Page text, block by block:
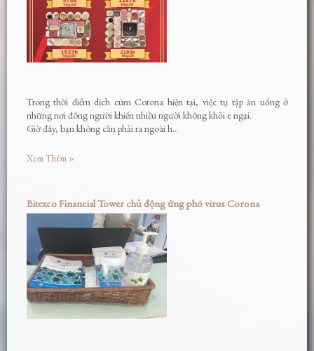
Trong thời điểm dịch cúm Corona hiện tại, việc tụ tập ăn uống ở
những nơi đông người khiến nhiều người không khỏi e ngại.
Giờ đây, bạn không cần phải ra ngoài h…
Xem Thêm »
Bitexco Financial Tower chủ động ứng phó virus Corona